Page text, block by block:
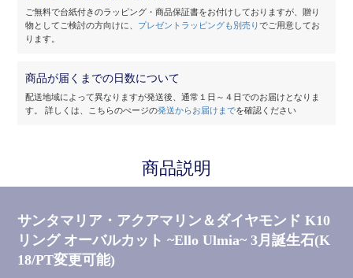
ご無料で台紙付きのラッピング・商品保証書をお付けしておりますが、贈り
物としてご検討の方向けに、 プレゼントラッピングも別売りでご用意してお
ります。
商品が届くまでの日数について
配送地域によって異なりますが発送後、通常１日～４日でのお届けとなりま
す。
詳しくは、こちらのぺージの発送からお届けまでを確認ください
商品説明
サンタマリア・アクアマリン＆ダイヤモンド K10
リング オーバルカット ~Ello Ulmia~ 3月誕生石(K
18/PT変更可能)